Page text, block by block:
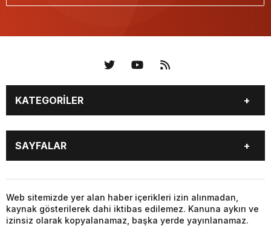
KATEGORİLER
KÜNYE BİZE ULAŞIN
SAYFALAR
Web sitemizde yer alan haber içerikleri izin alınmadan,
kaynak gösterilerek dahi iktibas edilemez. Kanuna aykırı ve
izinsiz olarak kopyalanamaz, başka yerde yayınlanamaz.